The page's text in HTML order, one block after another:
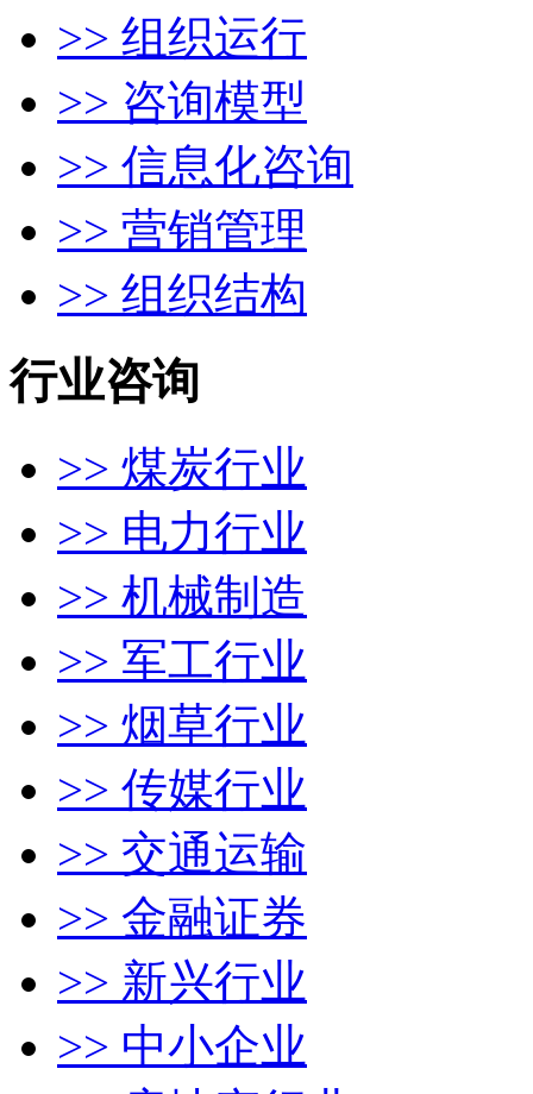
>> 组织运行
>> 咨询模型
>> 信息化咨询
>> 营销管理
>> 组织结构
行业咨询
>> 煤炭行业
>> 电力行业
>> 机械制造
>> 军工行业
>> 烟草行业
>> 传媒行业
>> 交通运输
>> 金融证券
>> 新兴行业
>> 中小企业